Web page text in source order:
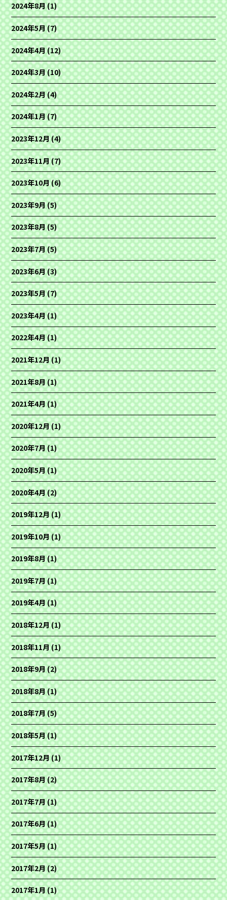
2024年8月(1)
2024年5月(7)
2024年4月(12)
2024年3月(10)
2024年2月(4)
2024年1月(7)
2023年12月(4)
2023年11月(7)
2023年10月(6)
2023年9月(5)
2023年8月(5)
2023年7月(5)
2023年6月(3)
2023年5月(7)
2023年4月(1)
2022年4月(1)
2021年12月(1)
2021年8月(1)
2021年4月(1)
2020年12月(1)
2020年7月(1)
2020年5月(1)
2020年4月(2)
2019年12月(1)
2019年10月(1)
2019年8月(1)
2019年7月(1)
2019年4月(1)
2018年12月(1)
2018年11月(1)
2018年9月(2)
2018年8月(1)
2018年7月(5)
2018年5月(1)
2017年12月(1)
2017年8月(2)
2017年7月(1)
2017年6月(1)
2017年5月(1)
2017年2月(2)
2017年1月(1)